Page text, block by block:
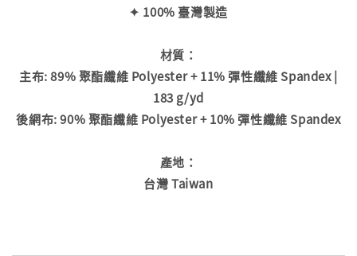
✦ 100% 臺灣製造
材質：
主布: 89% 聚酯纖維 Polyester + 11% 彈性纖維 Spandex |
183 g/yd
後網布: 90% 聚酯纖維 Polyester + 10% 彈性纖維 Spandex
產地：
台灣 Taiwan